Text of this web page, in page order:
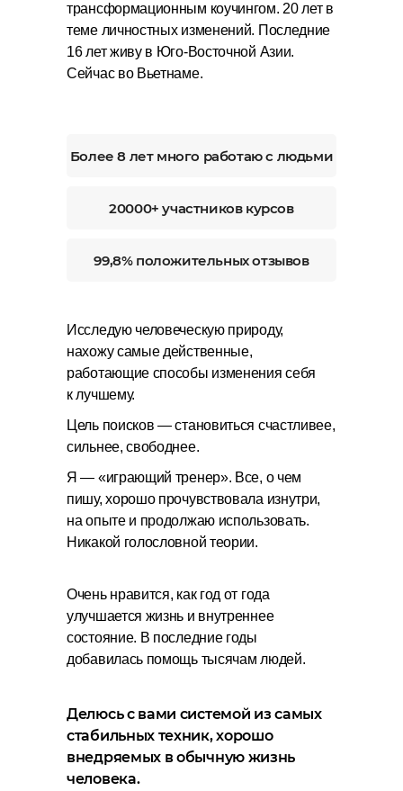
трансформационным коучингом. 20 лет в
теме личностных изменений. Последние
16 лет живу в Юго-Восточной Азии.
Сейчас во Вьетнаме.
Исследую человеческую природу,
нахожу самые действенные,
работающие способы изменения себя
к лучшему.
Цель поисков — становиться счастливее,
сильнее, свободнее.
Я — «играющий тренер». Все, о чем
пишу, хорошо прочувствовала изнутри,
на опыте и продолжаю использовать.
Никакой голословной теории.
Очень нравится, как год от года
улучшается жизнь и внутреннее
состояние. В последние годы
добавилась помощь тысячам людей.
Делюсь с вами системой из самых
стабильных техник, хорошо
внедряемых в обычную жизнь
человека.
99,8% положительных отзывов
Более 8 лет много работаю с людьми
20000+ участников курсов